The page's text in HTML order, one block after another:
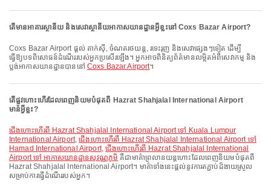
តើមានអាគារស្ថានីយ និងសេវាស្ថានីយអាកាសយានដ្ឋានអ្វីខ្លះនៅ Coxs Bazar Airport?
Coxs Bazar Airport ផ្តល់ តាក់ស៊ី, ចំណតរថយន្ត, រទេះរុញ និងសេវាផ្សេងៗទៀត ដើម្បី
ធ្វើឱ្យបទពិសោធន៍ដំណើររបស់អ្នកប្រសើរឡើង។ អ្នកអាចពិនិត្យព័ត៌មានលម្អិតអំពីសេវាកម្ម និង
ប្លង់អាកាសយានដ្ឋានបាននៅ Coxs Bazar Airport។
តើផ្លូវហោះហើរដែលពេញនិយមបំផុតពី Hazrat Shahjalal International Airport
មានអ្វីខ្លះ?
ជើងហោះហើរពី Hazrat Shahjalal International Airport ទៅ Kuala Lumpur
International Airport,ជើងហោះហើរពី Hazrat Shahjalal International Airport ទៅ
Hamad International Airport,ជើងហោះហើរពី Hazrat Shahjalal International
Airport ទៅ អាកាសយានដ្ឋានសុវណ្ណភូមិ គឺជាមាគ៌ាព្រលានយន្តហោះដែលពេញនិយមបំផុតពី
Hazrat Shahjalal International Airport។ មាគ៌ាទាំងនេះផ្តល់នូវការតភ្ជាប់ដ៏ងាយស្រួល
សម្រាប់ការធ្វើដំណើររបស់អ្នក។